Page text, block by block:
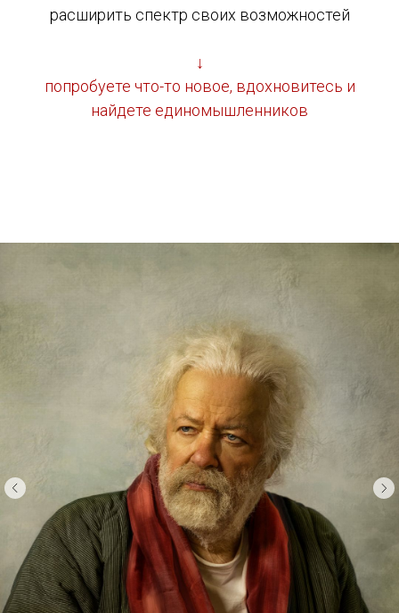
расширить спектр своих возможностей
↓
попробуете что-то новое, вдохновитесь и
найдете единомышленников